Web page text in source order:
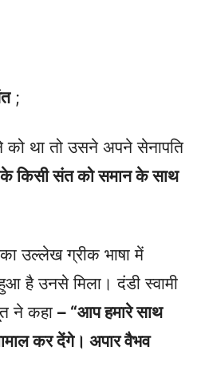
;
था तो उसने अपने सेनापति
के किसी संत को समान के साथ
उल्लेख ग्रीक भाषा में
है उनसे मिला। दंडी स्वामी
ने कहा – “आप हमारे साथ
कर देंगे। अपार वैभव